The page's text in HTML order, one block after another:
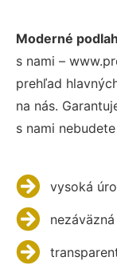
Moderné
s nami –
prehľad
na nás.
s nami
vysoká